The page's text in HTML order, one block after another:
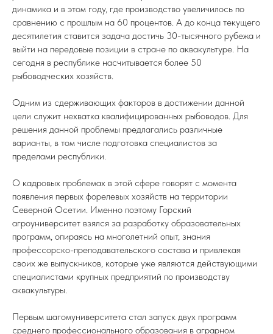
динамика и в этом году, где производство увеличилось по
сравнению с прошлым на 60 процентов. А до конца текущего
десятилетия ставится задача достичь 30-тысячного рубежа и
выйти на передовые позиции в стране по аквакультуре. На
сегодня в республике насчитывается более 50
рыбоводческих хозяйств.
Одним из сдерживающих факторов в достижении данной
цели служит нехватка квалифицированных рыбоводов. Для
решения данной проблемы предлагались различные
варианты, в том числе подготовка специалистов за
пределами республики.
О кадровых проблемах в этой сфере говорят с момента
появления первых форелевых хозяйств на территории
Северной Осетии. Именно поэтому Горский
агроуниверситет взялся за разработку образовательных
программ, опираясь на многолетний опыт, знания
профессорско-преподавательского состава и привлекая
своих же выпускников, которые уже являются действующими
специалистами крупных предприятий по производству
аквакультуры.
Первым шагомуниверситета стал запуск двух программ
среднего профессионального образования в аграрном